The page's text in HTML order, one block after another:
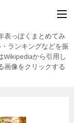
表っぽくまとめてみ
ランキングなどを振
Wikipediaから引用し
画像をクリックする